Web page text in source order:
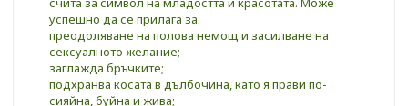
успешно да се прилага за:
преодоляване на полова немощ и засилване на
сексуалното желание;
заглажда бръчките;
подхранва косата в дълбочина, като я прави по-
сияйна, буйна и жива;